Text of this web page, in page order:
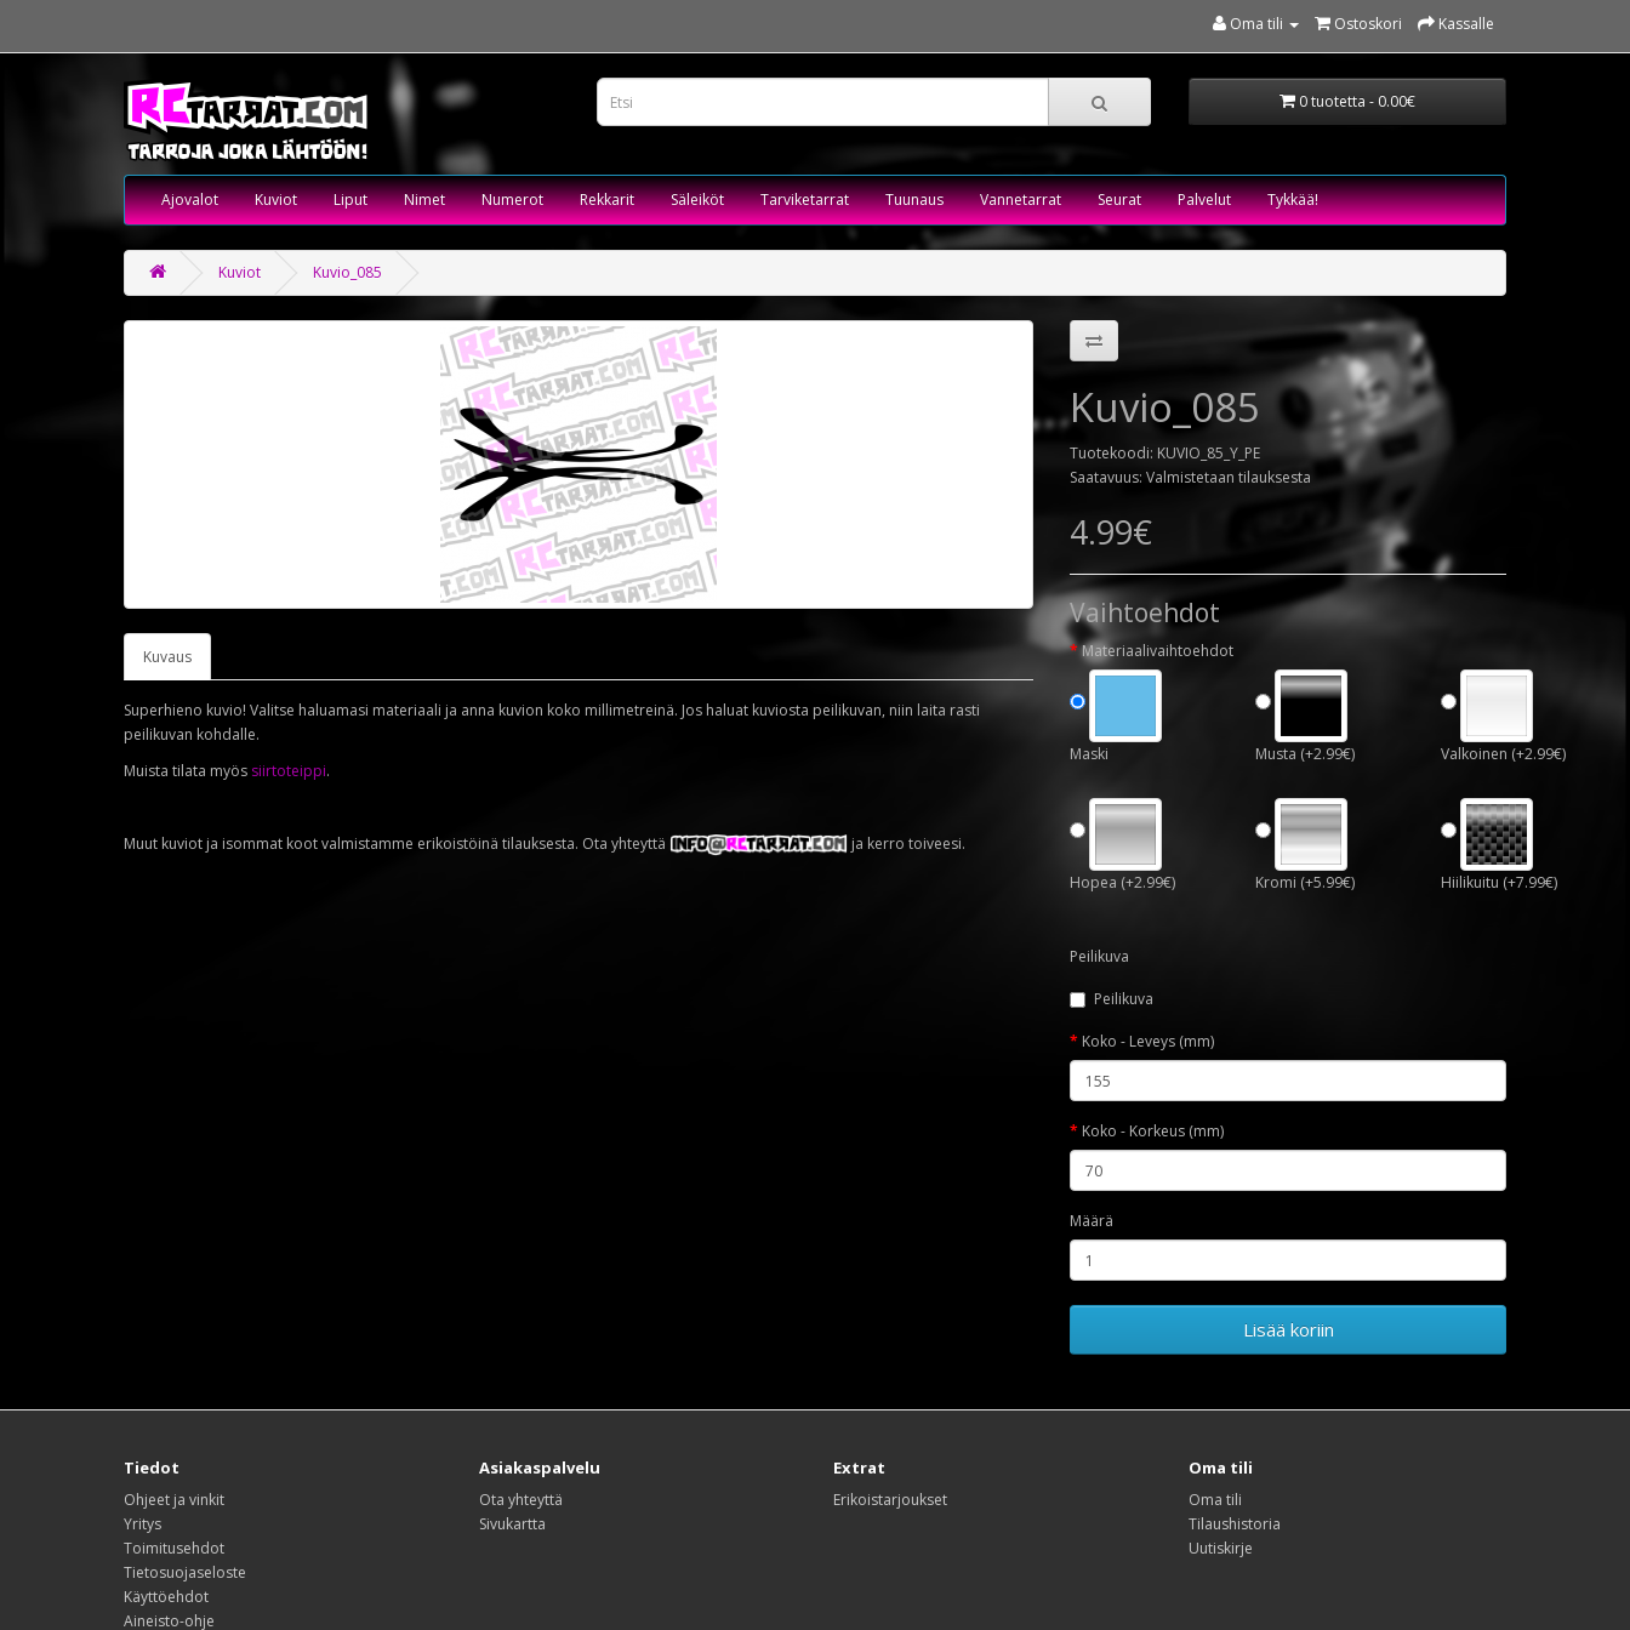
Oma tili Ostoskori Kassalle
0 tuotetta - 0.00€
Ajovalot Kuviot Liput Nimet Numerot Rekkarit Säleiköt Tarviketarrat Tuunaus Vannetarrat Seurat Palvelut Tykkää!
Kuviot Kuvio_085
Kuvaus
Superhieno kuvio! Valitse haluamasi materiaali ja anna kuvion koko millimetreinä. Jos haluat kuviosta peilikuvan, niin laita rasti
peilikuvan kohdalle.
Muista tilata myös siirtoteippi.
Muut kuviot ja isommat koot valmistamme erikoistöinä tilauksesta. Ota yhteyttä ja kerro toiveesi.
Kuvio_085
Tuotekoodi: KUVIO_85_Y_PE
Saatavuus: Valmistetaan tilauksesta
4.99€
Vaihtoehdot
Materiaalivaihtoehdot
Maski Musta (+2.99€) Valkoinen (+2.99€)
Hopea (+2.99€) Kromi (+5.99€) Hiilikuitu (+7.99€)
Peilikuva
Peilikuva
Koko - Leveys (mm)
Koko - Korkeus (mm)
Määrä
Lisää koriin
Tiedot
Ohjeet ja vinkit
Yritys
Toimitusehdot
Tietosuojaseloste
Käyttöehdot
Aineisto-ohje
Asiakaspalvelu
Ota yhteyttä
Sivukartta
Extrat
Erikoistarjoukset
Oma tili
Oma tili
Tilaushistoria
Uutiskirje